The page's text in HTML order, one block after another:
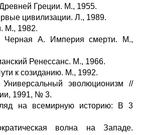
Греции. М., 1955.
цивилизации. Л., 1989.
М., 1982.
Черная А. Империя смерти. М.,
Ренессанс. М., 1966.
к созиданию. М., 1992.
эволюционизм //
1991, № 3.
на всемирную историю: В 3
волна на Западе.